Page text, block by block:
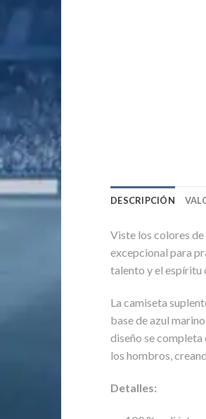
DESCRIPCIÓN
Viste los colores
excepcional para
talento y el espíritu
La camiseta
base de azul
diseño se completa
los hombros,
Detalles: